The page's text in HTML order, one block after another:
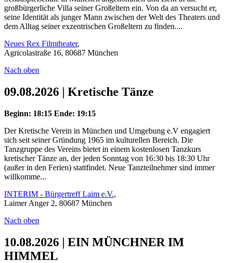
großbürgerliche Villa seiner Großeltern ein. Von da an versucht er,
seine Identität als junger Mann zwischen der Welt des Theaters und
dem Alltag seiner exzentrischen Großeltern zu finden....
Neues Rex Filmtheater,
Agricolastraße 16, 80687 München
Nach oben
09.08.2026 | Kretische Tänze
Beginn: 18:15 Ende: 19:15
Der Kretische Verein in München und Umgebung e.V engagiert
sich seit seiner Gründung 1965 im kulturellen Bereich. Die
Tanzgruppe des Vereins bietet in einem kostenlosen Tanzkurs
kretischer Tänze an, der jeden Sonntag von 16:30 bis 18:30 Uhr
(außer in den Ferien) stattfindet. Neue Tanzteilnehmer sind immer
willkomme...
INTERIM - Bürgertreff Laim e.V.,
Laimer Anger 2, 80687 München
Nach oben
10.08.2026 | EIN MÜNCHNER IM
HIMMEL